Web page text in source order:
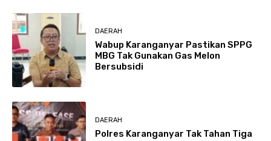
DAERAH
Wabup Karanganyar Pastikan SPPG
MBG Tak Gunakan Gas Melon
Bersubsidi
DAERAH
Polres Karanganyar Tak Tahan Tiga